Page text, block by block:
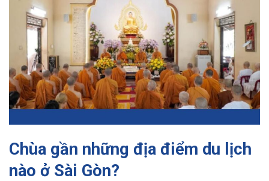
Chùa gần những địa điểm du lịch
nào ở Sài Gòn?